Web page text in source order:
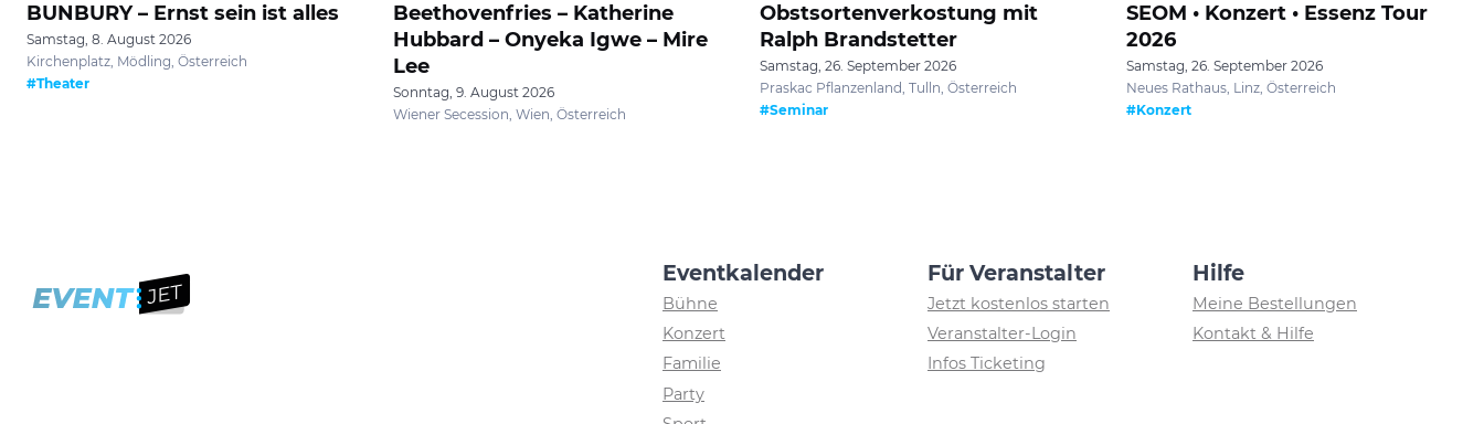
BUNBURY – Ernst sein ist alles
Samstag, 8. August 2026
Kirchenplatz, Mödling, Österreich
#Theater
Beethovenfries – Katherine
Hubbard – Onyeka Igwe – Mire
Lee
Sonntag, 9. August 2026
Wiener Secession, Wien, Österreich
Obstsortenverkostung mit
Ralph Brandstetter
Samstag, 26. September 2026
Praskac Pflanzenland, Tulln, Österreich
#Seminar
SEOM • Konzert • Essenz Tour
2026
Samstag, 26. September 2026
Neues Rathaus, Linz, Österreich
#Konzert
Eventkalender
Bühne
Konzert
Familie
Party
Für Veranstalter
Jetzt kostenlos starten
Veranstalter-Login
Infos Ticketing
Hilfe
Meine Bestellungen
Kontakt & Hilfe